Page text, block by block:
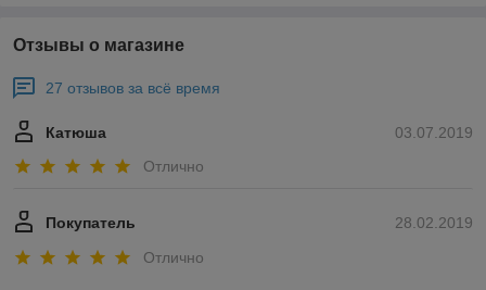
Отзывы о магазине
27 отзывов за всё время
03.07.2019
Катюша
Отлично
28.02.2019
Покупатель
Отлично